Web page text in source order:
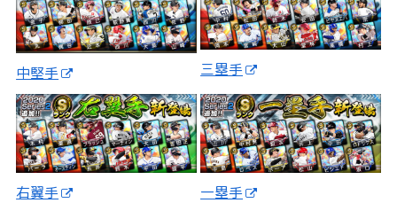
中堅手 三塁手
右翼手 一塁手